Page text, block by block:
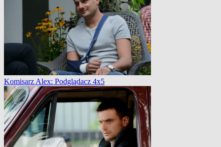
Komisarz Alex: Podglądacz 4x5